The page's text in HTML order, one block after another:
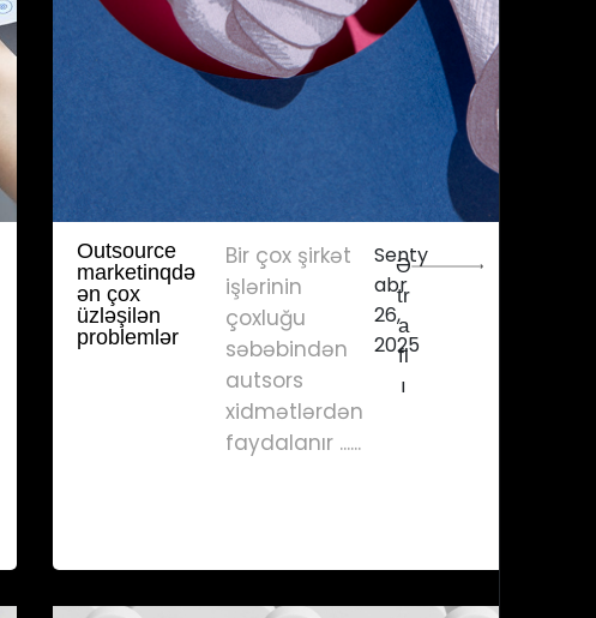
Outsource
marketinqdə
ən çox
üzləşilən
problemlər
Bir çox şirkət
işlərinin
çoxluğu
səbəbindən
autsors
xidmətlərdən
faydalanır ......
Senty
abr
26,
2025
Ə
tr
a
fl
ı